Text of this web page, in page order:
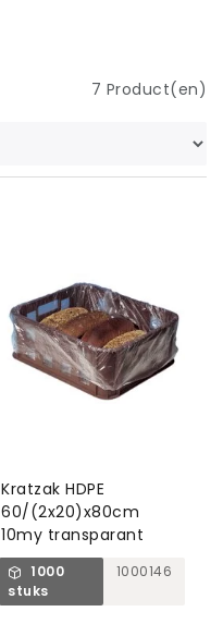
7 Product(en)
Kratzak HDPE
60/(2x20)x80cm
10my transparant
1000
stuks
1000146